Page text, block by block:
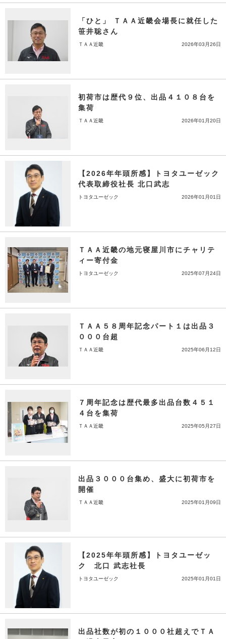
「ひと」 ＴＡＡ近畿会場長に就任した
笹井聡さん
ＴＡＡ近畿 2026年03月26日
初荷市は歴代９位、出品４１０８台を
集荷
ＴＡＡ近畿 2026年01月20日
【2026年年頭所感】トヨタユーゼック
代表取締役社長 北口武志
トヨタユーゼック 2026年01月01日
ＴＡＡ近畿の地元寝屋川市にチャリテ
ィー寄付金
トヨタユーゼック 2025年07月24日
ＴＡＡ５８周年記念パート１は出品３
０００台超
ＴＡＡ近畿 2025年06月12日
７周年記念は歴代最多出品台数４５１
４台を集荷
ＴＡＡ近畿 2025年05月27日
出品３０００台集め、盛大に初荷市を
開催
ＴＡＡ近畿 2025年01月09日
【2025年年頭所感】トヨタユーゼッ
ク 北口 武志社長
トヨタユーゼック 2025年01月01日
出品社数が初の１０００社超えでＴＡ